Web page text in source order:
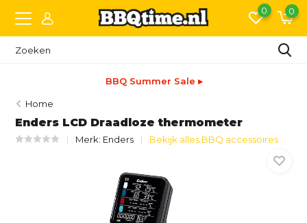
0 0
BBQ Summer Sale ▸
Home
Enders LCD Draadloze thermometer
Merk: Enders Bekijk alles BBQ accessoires